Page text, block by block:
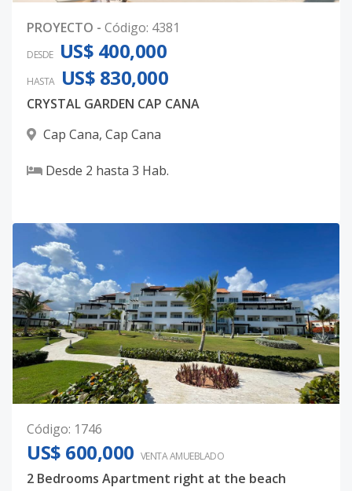
PROYECTO - Código: 4381
DESDE US$ 400,000
HASTA US$ 830,000
CRYSTAL GARDEN CAP CANA
Cap Cana, Cap Cana
Desde 2 hasta 3 Hab.
Código: 1746
US$ 600,000 VENTA AMUEBLADO
2 Bedrooms Apartment right at the beach